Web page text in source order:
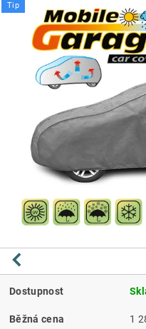
Tip
Dostupnost
Běžná cena 1